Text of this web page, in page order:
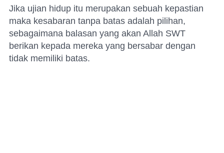
Jika ujian hidup itu merupakan sebuah kepastian
maka kesabaran tanpa batas adalah pilihan,
sebagaimana balasan yang akan Allah SWT
berikan kepada mereka yang bersabar dengan
tidak memiliki batas.